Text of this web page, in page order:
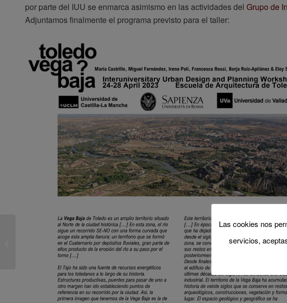
por parte del IUU se enmarca asimismo en las actividades del Grupo de
Adjuntamos finalmente el programa previsto para el taller:
Convocatoria del XVII
Coloquio de Geografía
Urbana / I Coloquio
Internacional...
Las cookies nos
servicios,